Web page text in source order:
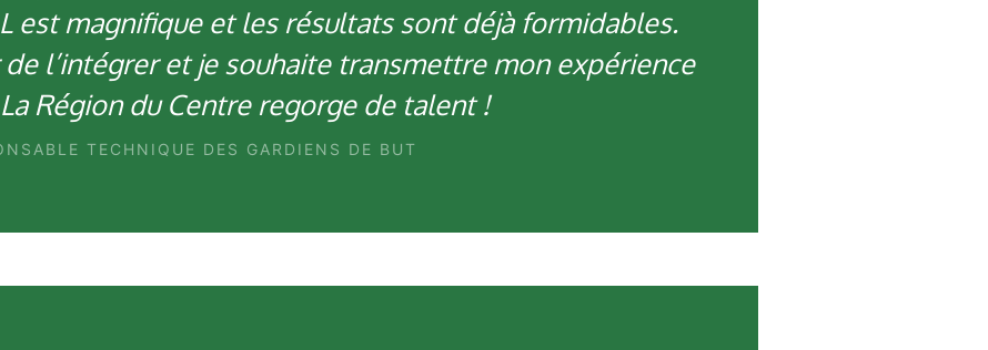
est magnifique et les résultats sont déjà formidables.
de l’intégrer et je souhaite transmettre mon expérience
Région du Centre regorge de talent !
TECHNIQUE DES GARDIENS DE BUT